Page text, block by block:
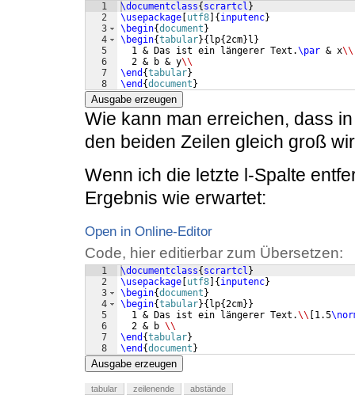
1
2
3
4
5
6
7
8
\documentclass{ scrartcl }
\usepackage utf8 { inputenc}
\begin{document }
\begin{tabular}{ lp{2cm} l }
  1 & Das ist ein längerer Text.
\par & x\\
  2 & b & y
\\
\end {tabular}
\end {document }
Ausgabe erzeugen
Wie kann man erreichen, dass
den beiden Zeilen gleich groß
Wenn ich die letzte l-Spalte
Ergebnis wie erwartet:
Open in Online-Editor
Code, hier editierbar zum Übersetzen:
1
2
3
4
5
6
7
8
\documentclass{ scrartcl }
\usepackage utf8 { inputenc}
\begin{document }
\begin{tabular}{ lp{2cm}}
  1 & Das ist ein längerer Text.
\\ 1.5
  2 & b
\\
\end {tabular}
\end {document }
Ausgabe erzeugen
tabular zeilenende abstände